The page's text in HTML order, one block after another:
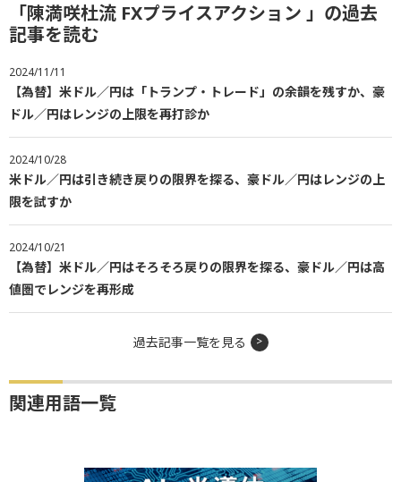
「陳満咲杜流 FXプライスアクション 」の過去
記事を読む
2024/11/11
【為替】米ドル／円は「トランプ・トレード」の余韻を残すか、豪
ドル／円はレンジの上限を再打診か
2024/10/28
米ドル／円は引き続き戻りの限界を探る、豪ドル／円はレンジの上
限を試すか
2024/10/21
【為替】米ドル／円はそろそろ戻りの限界を探る、豪ドル／円は高
値圏でレンジを再形成
過去記事一覧を見る
関連用語一覧